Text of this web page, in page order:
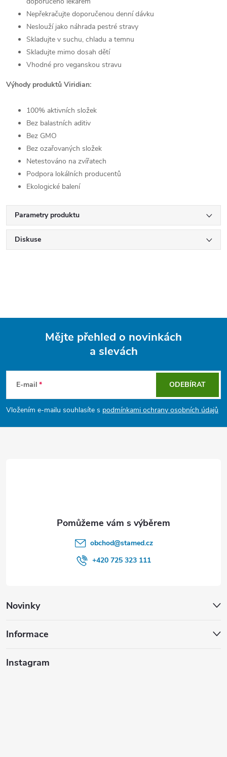
Nepřekračujte doporučenou denní dávku
Neslouží jako náhrada pestré stravy
Skladujte v suchu, chladu a temnu
Skladujte mimo dosah dětí
Vhodné pro veganskou stravu
Výhody produktů Viridian:
100% aktivních složek
Bez balastních aditiv
Bez GMO
Bez ozařovaných složek
Netestováno na zvířatech
Podpora lokálních producentů
Ekologické balení
Parametry produktu
Diskuse
p
a
Mějte přehled o novinkách
a slevách
E-mail
Vložením e-mailu souhlasíte s podmínkami ochrany osobních údajů
ODEBÍRAT
Novinky
Informace
Instagram
obchod@stamed.cz
+420 725 323 111